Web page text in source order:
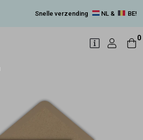
Snelle verzending NL & BE!
0